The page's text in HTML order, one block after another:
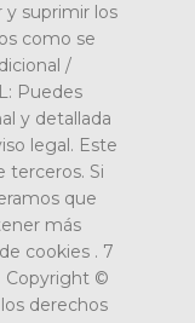
y suprimir los
como se
/
Puedes
y detallada
legal. Este
terceros. Si
que
más
cookies . 7
Copyright ©
derechos